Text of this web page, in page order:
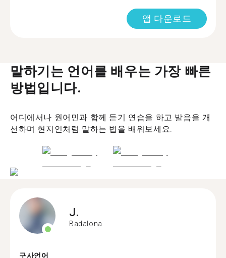
앱 다운로드
말하기는 언어를 배우는 가장 빠른
방법입니다.
어디에서나 원어민과 함께 듣기 연습을 하고 발음을 개
선하며 현지인처럼 말하는 법을 배워보세요.
J.
Badalona
구사언어